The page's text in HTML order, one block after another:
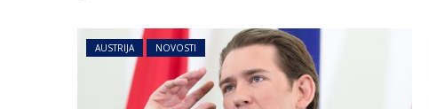
AUSTRIJA NOVOSTI